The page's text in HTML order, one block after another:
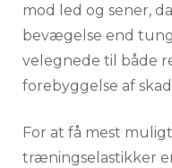
mod led og sener,
bevægelse end
velegnede til både
forebyggelse af
For at få mest
træningselastikker